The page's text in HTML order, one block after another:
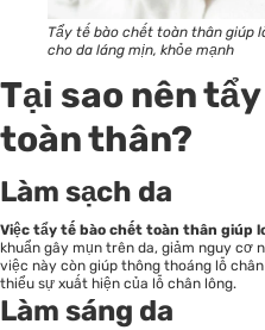
Tẩy tế bào chết toàn thân giúp
cho da láng mịn, khỏe mạnh
Tại sao nên
toàn thân?
Làm sạch da
Việc tẩy tế bào chết toàn thân giúp
khuẩn gây mụn trên da, giảm nguy cơ
việc này còn giúp thông thoáng lỗ
thiểu sự xuất hiện của lỗ chân lông.
Làm sáng da